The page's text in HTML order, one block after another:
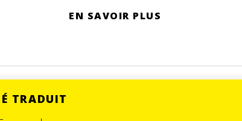
TRADUIT
EN SAVOIR PLUS